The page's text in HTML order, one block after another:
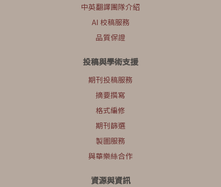
中英翻譯團隊介紹
AI 校稿服務
品質保證
投稿與學術支援
期刊投稿服務
摘要撰寫
格式編修
期刊篩選
製圖服務
與華樂絲合作
資源與資訊